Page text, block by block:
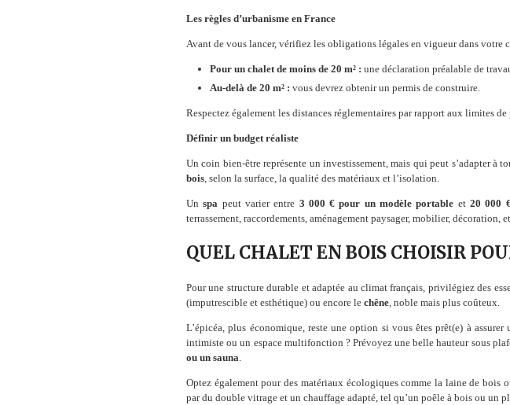
Les règles d’urbanisme en France
Avant de vous lancer, vérifiez les obligations légales en vigueur dans votre
Pour un chalet de moins de 20 m² : une déclaration préalable de
Au-delà de 20 m² : vous devrez obtenir un permis de construire.
Respectez également les distances réglementaires par rapport aux limites
Définir un budget réaliste
Un coin bien-être représente un investissement, mais qui peut s’adapter à
bois , selon la surface, la qualité des matériaux et l’isolation.
Unspa peut varier entre 3 000 € pour un modèle portable et20 000
terrassement, raccordements, aménagement paysager, mobilier, décoration,
QUEL CHALET EN BOIS CHOISIR
Pour une structure durable et adaptée au climat français, privilégiez des
(imputrescible et esthétique) ou encore le chêne, noble mais plus coûteux.
L’épicéa, plus économique, reste une option si vous êtes prêt(e) à
intimiste ou un espace multifonction ? Prévoyez une belle hauteur sous
ou un sauna.
Optez également pour des matériaux écologiques comme la laine de
par du double vitrage et un chauffage adapté, tel qu’un poêle à bois ou un